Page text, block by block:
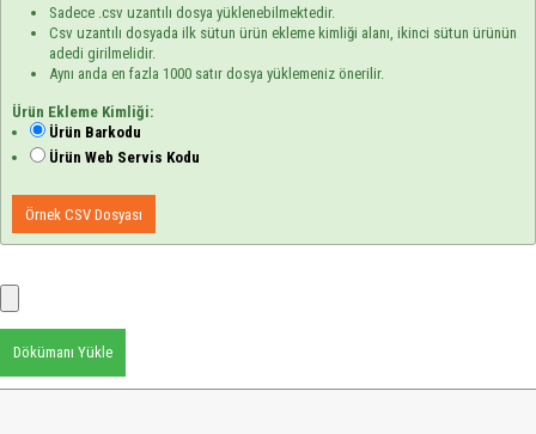
Sadece .csv uzantılı dosya yüklenebilmektedir.
Csv uzantılı dosyada ilk sütun ürün ekleme kimliği alanı, ikinci sütun ürünün
adedi girilmelidir.
Aynı anda en fazla 1000 satır dosya yüklemeniz önerilir.
Ürün Ekleme Kimliği:
Ürün Barkodu
Ürün Web Servis Kodu
Örnek CSV Dosyası
Dökümanı Yükle